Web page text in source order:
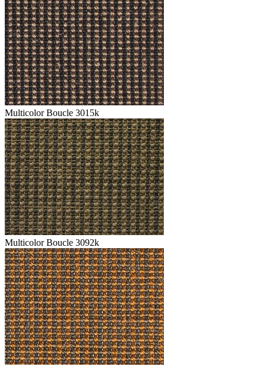
Multicolor Boucle 3015k
Multicolor Boucle 3092k